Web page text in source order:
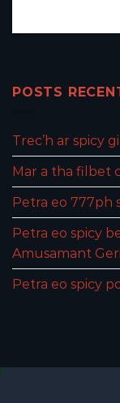
POSTS
Trec’h ar spicy
Mar a tha filbet
Petra eo 777ph
Petra eo spicy
Amusamant
Petra eo spicy